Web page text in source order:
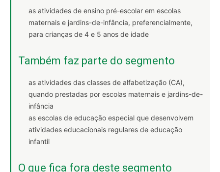
as atividades de ensino pré-escolar em escolas
maternais e jardins-de-infância, preferencialmente,
para crianças de 4 e 5 anos de idade
Também faz parte do segmento
as atividades das classes de alfabetização (CA),
quando prestadas por escolas maternais e jardins-de-
infância
as escolas de educação especial que desenvolvem
atividades educacionais regulares de educação
infantil
O que fica fora deste segmento